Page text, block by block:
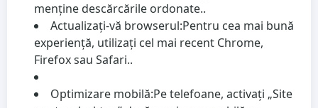
menține descărcările ordonate..
Actualizați-vă browserul:Pentru cea mai bună
experiență, utilizați cel mai recent Chrome,
Firefox sau Safari..
Optimizare mobilă:Pe telefoane, activați „Site